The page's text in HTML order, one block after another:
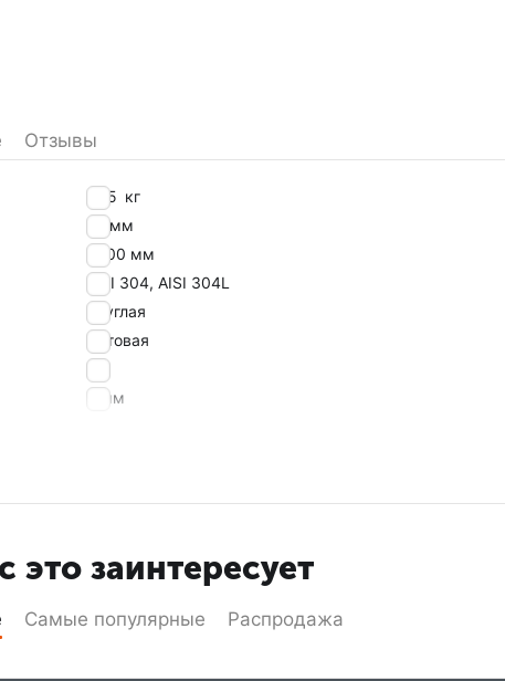
Отзывы
1,65 кг
25 мм
6000 мм
AISI 304, AISI 304L
круглая
матовая
HF
3 мм
заинтересует
Самые популярные Распродажа